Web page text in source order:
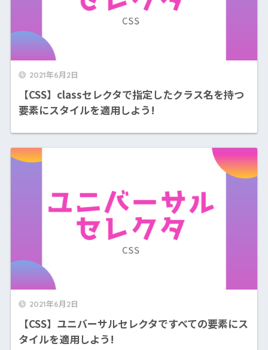
2021年6月2日
【CSS】classセレクタで指定したクラス名を持つ
要素にスタイルを適用しよう!
2021年6月2日
【CSS】ユニバーサルセレクタですべての要素にス
タイルを適用しよう!